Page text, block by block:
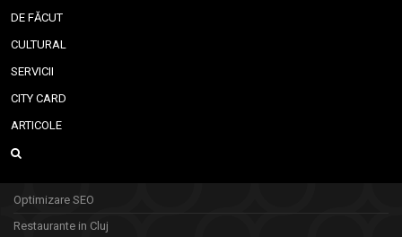
DE FĂCUT
CULTURAL
SERVICII
CITY CARD
ARTICOLE
Optimizare SEO
Restaurante in Cluj